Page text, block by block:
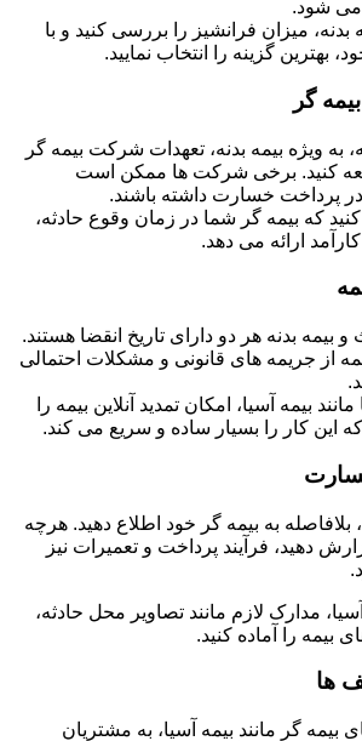
می شود.
بدنه، میزان فرانشیز را بررسی کنید و با
بهترین گزینه را انتخاب نمایید.
گر
به ویژه بیمه بدنه، تعهدات شرکت بیمه گر
کنید. برخی شرکت ها ممکن است
پرداخت خسارت داشته باشند.
که بیمه گر شما در زمان وقوع حادثه،
ارائه می دهد.
بیمه بدنه هر دو دارای تاریخ انقضا هستند.
از جریمه های قانونی و مشکلات احتمالی
بیمه آسیا، امکان تمدید آنلاین بیمه را
این کار را بسیار ساده و سریع می کند.
به بیمه گر خود اطلاع دهید. هرچه
دهید، فرآیند پرداخت و تعمیرات نیز
مدارک لازم مانند تصاویر محل حادثه،
را آماده کنید.
ها
گر مانند بیمه آسیا، به مشتریان